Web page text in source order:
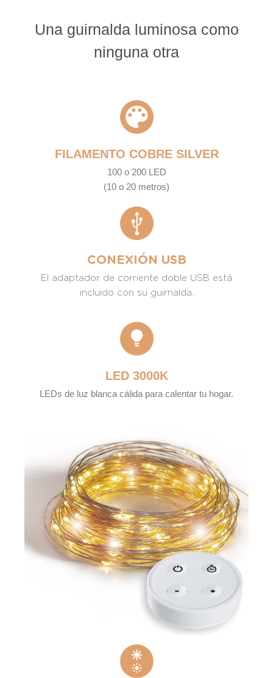
Una guirnalda luminosa como
ninguna otra
FILAMENTO COBRE SILVER
100 o 200 LED
(10 o 20 metros)
CONEXIÓN USB
El adaptador de corriente doble USB está
incluido con su guirnalda.
LED 3000K
LEDs de luz blanca cálida para calentar tu hogar.